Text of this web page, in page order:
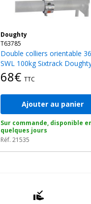
Doughty
T63785
Double colliers orientable 360°
SWL 100kg Sixtrack
68€ TTC
Ajouter au panier
Sur commande, disponible
quelques jours
Réf. 21535